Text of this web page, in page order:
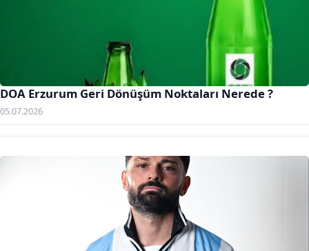
DOA Erzurum Geri Dönüşüm Noktaları Nerede ?
05.07.2026